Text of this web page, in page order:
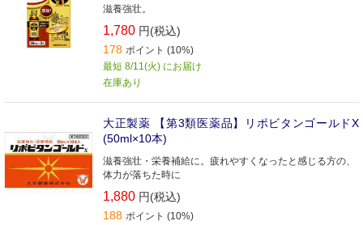
滋養強壮。
1,780 円(税込)
178 ポイント (10%)
最短 8/11(火) にお届け
在庫あり
大正製薬 【第3類医薬品】リポビタンゴールドX
(50ml×10本)
滋養強壮・栄養補給に。疲れやすくなったと感じる方の、
体力が落ちた時に
1,880 円(税込)
188 ポイント (10%)